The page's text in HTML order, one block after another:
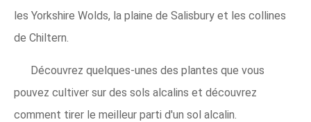
les Yorkshire Wolds, la plaine de Salisbury et les collines
de Chiltern.
Découvrez quelques-unes des plantes que vous
pouvez cultiver sur des sols alcalins et découvrez
comment tirer le meilleur parti d'un sol alcalin.